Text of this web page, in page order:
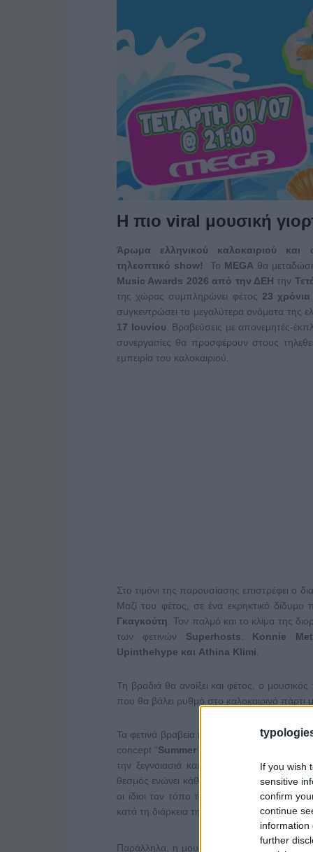
If you wish
sensitive
confirm
continue
information
further
Η πιο viral μουσική
Άρωμα ελληνικού καλοκαιριού και
τηλεοπτικό show! Το MEGA θα
Music Awards 2026 από την ΔΕΗ την
της χώρας συμπληρώνει φέτος 23 χρόνια
συγκεντρώσει τα μεγαλύτερα ονόματα της
17 Ιουνίου . Βραβεύσεις με απονεμητές-
συνεργασίες θα προσφέρουν στους
εμπειρία του καλοκαιριού.
Στο τιμόνι της παρουσίασης επιστρέφει ο
Μαζί του φέτος, σε ένα εκρηκτικό δίδυμο
Γκαγκούτη . Τον παλμό και το κλίμα της
των φετινών Superhosts: Konnie
Upinthehype και Athina Klimi
Τη βραδιά θα ανοίξει και φέτος, ο
που θα βάλει ρυθμό στο καλοκαιρινό πάρτι
Τα φετινά βραβεία είναι ολοκληρωτικά
concept “Summer in Greece
την ξεγνοιασιά και την ενέργεια των
θεσμός ενώνει κάθε γωνιά της χώρας,
οι ίδιοι τον τόπο τους μέσα από μίνι
κατά τη διάρκεια της μετάδοσης από το
Παράλληλα, η μουσική γιορτή εξελίσσεται